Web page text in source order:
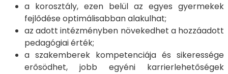
a korosztály, ezen belül az egyes gyermekek
fejlődése optimálisabban alakulhat;
az adott intézményben növekedhet a hozzáadott
pedagógiai érték;
a szakemberek kompetenciája és sikeressége
erősödhet, jobb egyéni karrierlehetőségek